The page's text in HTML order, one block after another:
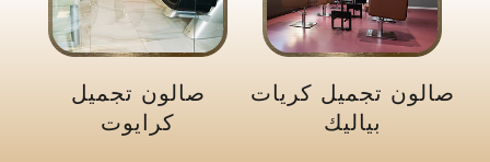
صالون تجميل كريات
بياليك
صالون تجميل
كرايوت